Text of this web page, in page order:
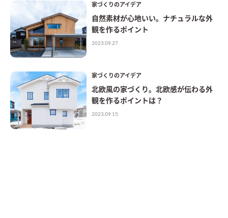
家づくりのアイデア
自然素材が心地いい。ナチュラルな外
観を作るポイント
2023.09.27
家づくりのアイデア
北欧風の家づくり。北欧感が伝わる外
観を作るポイントは？
2023.09.15